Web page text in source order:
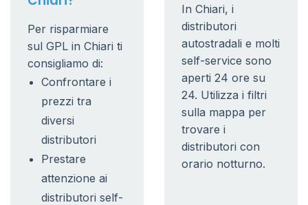
Per risparmiare
sul GPL in Chiari ti
consigliamo di:
Confrontare i
prezzi tra
diversi
distributori
Prestare
attenzione ai
distributori self-
In Chiari, i
distributori
autostradali e molti
self-service sono
aperti 24 ore su
24. Utilizza i filtri
sulla mappa per
trovare i
distributori con
orario notturno.